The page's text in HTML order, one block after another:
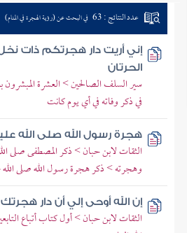
عدد النتائج : 63 في البحث عن (رؤية الهجرة في المنام)
إني أريت دار هجرتكم ذات
الحرتان
سير السلف الصالحين > العشرة
في ذكر وفاته في أي يوم كانت
هجرة رسول الله صلى الله
الثقات لابن حبان > ذكر المصطفى صلى
وهجرته > ذكر هجرة رسول الله صلى
إن الله أوحى إلي أن دار
الثقات لابن حبان > أول كتاب أتباع